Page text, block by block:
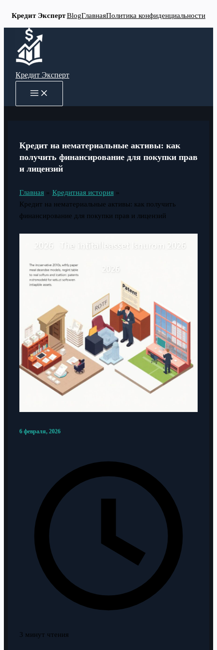
Кредит ЭкспертBlogГлавнаяПолитика конфиденциальности
Перейти
содержимому
Кредит Эксперт
MAIN
MENU
Кредит на нематериальные активы: как
получить финансирование для покупки прав
и лицензий
Главная
Кредитная история
Кредит на нематериальные активы: как получить
финансирование для покупки прав и лицензий
6 февраля, 2026
3 минут чтения